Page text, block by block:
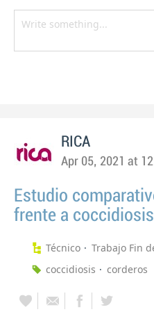
RICA
Apr 05, 2021 at
Estudio
frente a
Técnico Trabajo Fin
coccidiosis
corderos